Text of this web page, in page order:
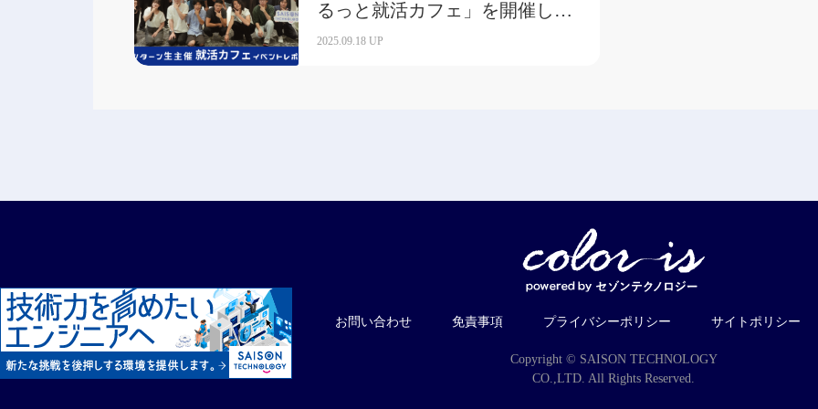
るっと就活カフェ」を開催しま
した！
2025.09.18 UP
お問い合わせ 免責事項 プライバシーポリシー サイトポリシー
Copyright © SAISON TECHNOLOGY
CO.,LTD. All Rights Reserved.